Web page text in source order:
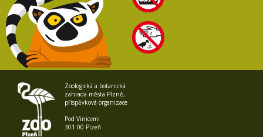
Zoologická a botanická
zahrada města Plzně,
příspěvková organizace
Pod Vinicemi
301 00 Plzeň